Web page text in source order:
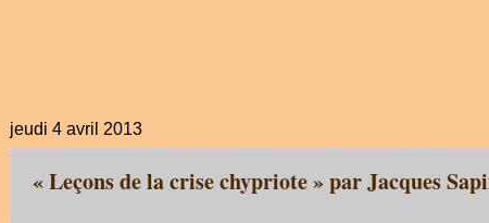
jeudi 4 avril 2013
« Leçons de la crise chypriote » par Jacques